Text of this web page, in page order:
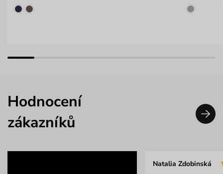
Hodnocení
zákazníků
Natalia Zdobinská